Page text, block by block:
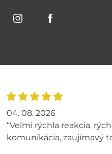
04. 08. 2026
“Veľmi rýchla reakcia,
komunikácia, zaujímavý